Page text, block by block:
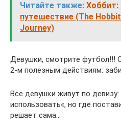
Читайте также:
путешествие (The
Journey)
Девушки, смотрите футбол!!!
2-м полезным действиям:
Все девушки живут по
использовать«, но где
решает сама…